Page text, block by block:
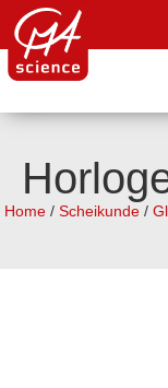
Home / Scheikunde /